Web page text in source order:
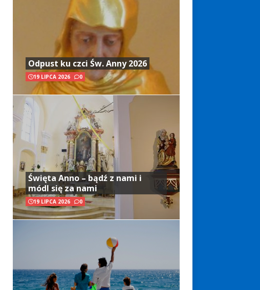
Odpust ku czci Św. Anny 2026
19 LIPCA 2026 0
Święta Anno – bądź z nami i
módl się za nami
19 LIPCA 2026 0